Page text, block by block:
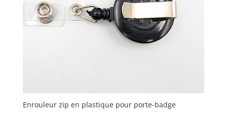
Enrouleur zip en plastique pour porte-badge